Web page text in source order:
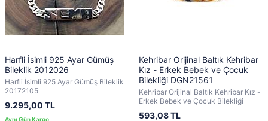
Harfli İsimli 925 Ayar Gümüş
Bileklik 2012026
Harfli İsimli 925 Ayar Gümüş Bileklik
20172105
9.295,00 TL
Kehribar Orijinal Baltık Kehribar
Kız - Erkek Bebek ve Çocuk
Bilekliği DGN21561
Kehribar Orijinal Baltık Kehribar Kız -
Erkek Bebek ve Çocuk Bilekliği
593,08 TL